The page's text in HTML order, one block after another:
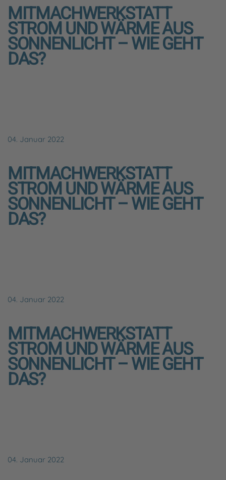
MITMACHWERKSTATT
STROM UND WÄRME AUS
SONNENLICHT – WIE GEHT
DAS?
04. Januar 2022
MITMACHWERKSTATT
STROM UND WÄRME AUS
SONNENLICHT – WIE GEHT
DAS?
04. Januar 2022
MITMACHWERKSTATT
STROM UND WÄRME AUS
SONNENLICHT – WIE GEHT
DAS?
04. Januar 2022